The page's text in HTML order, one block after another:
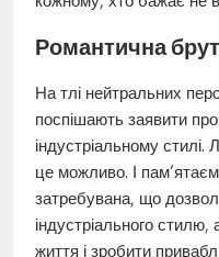
Романтична
На тлі нейтральних
поспішають заявити
індустріальному стилі.
це можливо. І
затребувана, що
індустріального
життя і зробити